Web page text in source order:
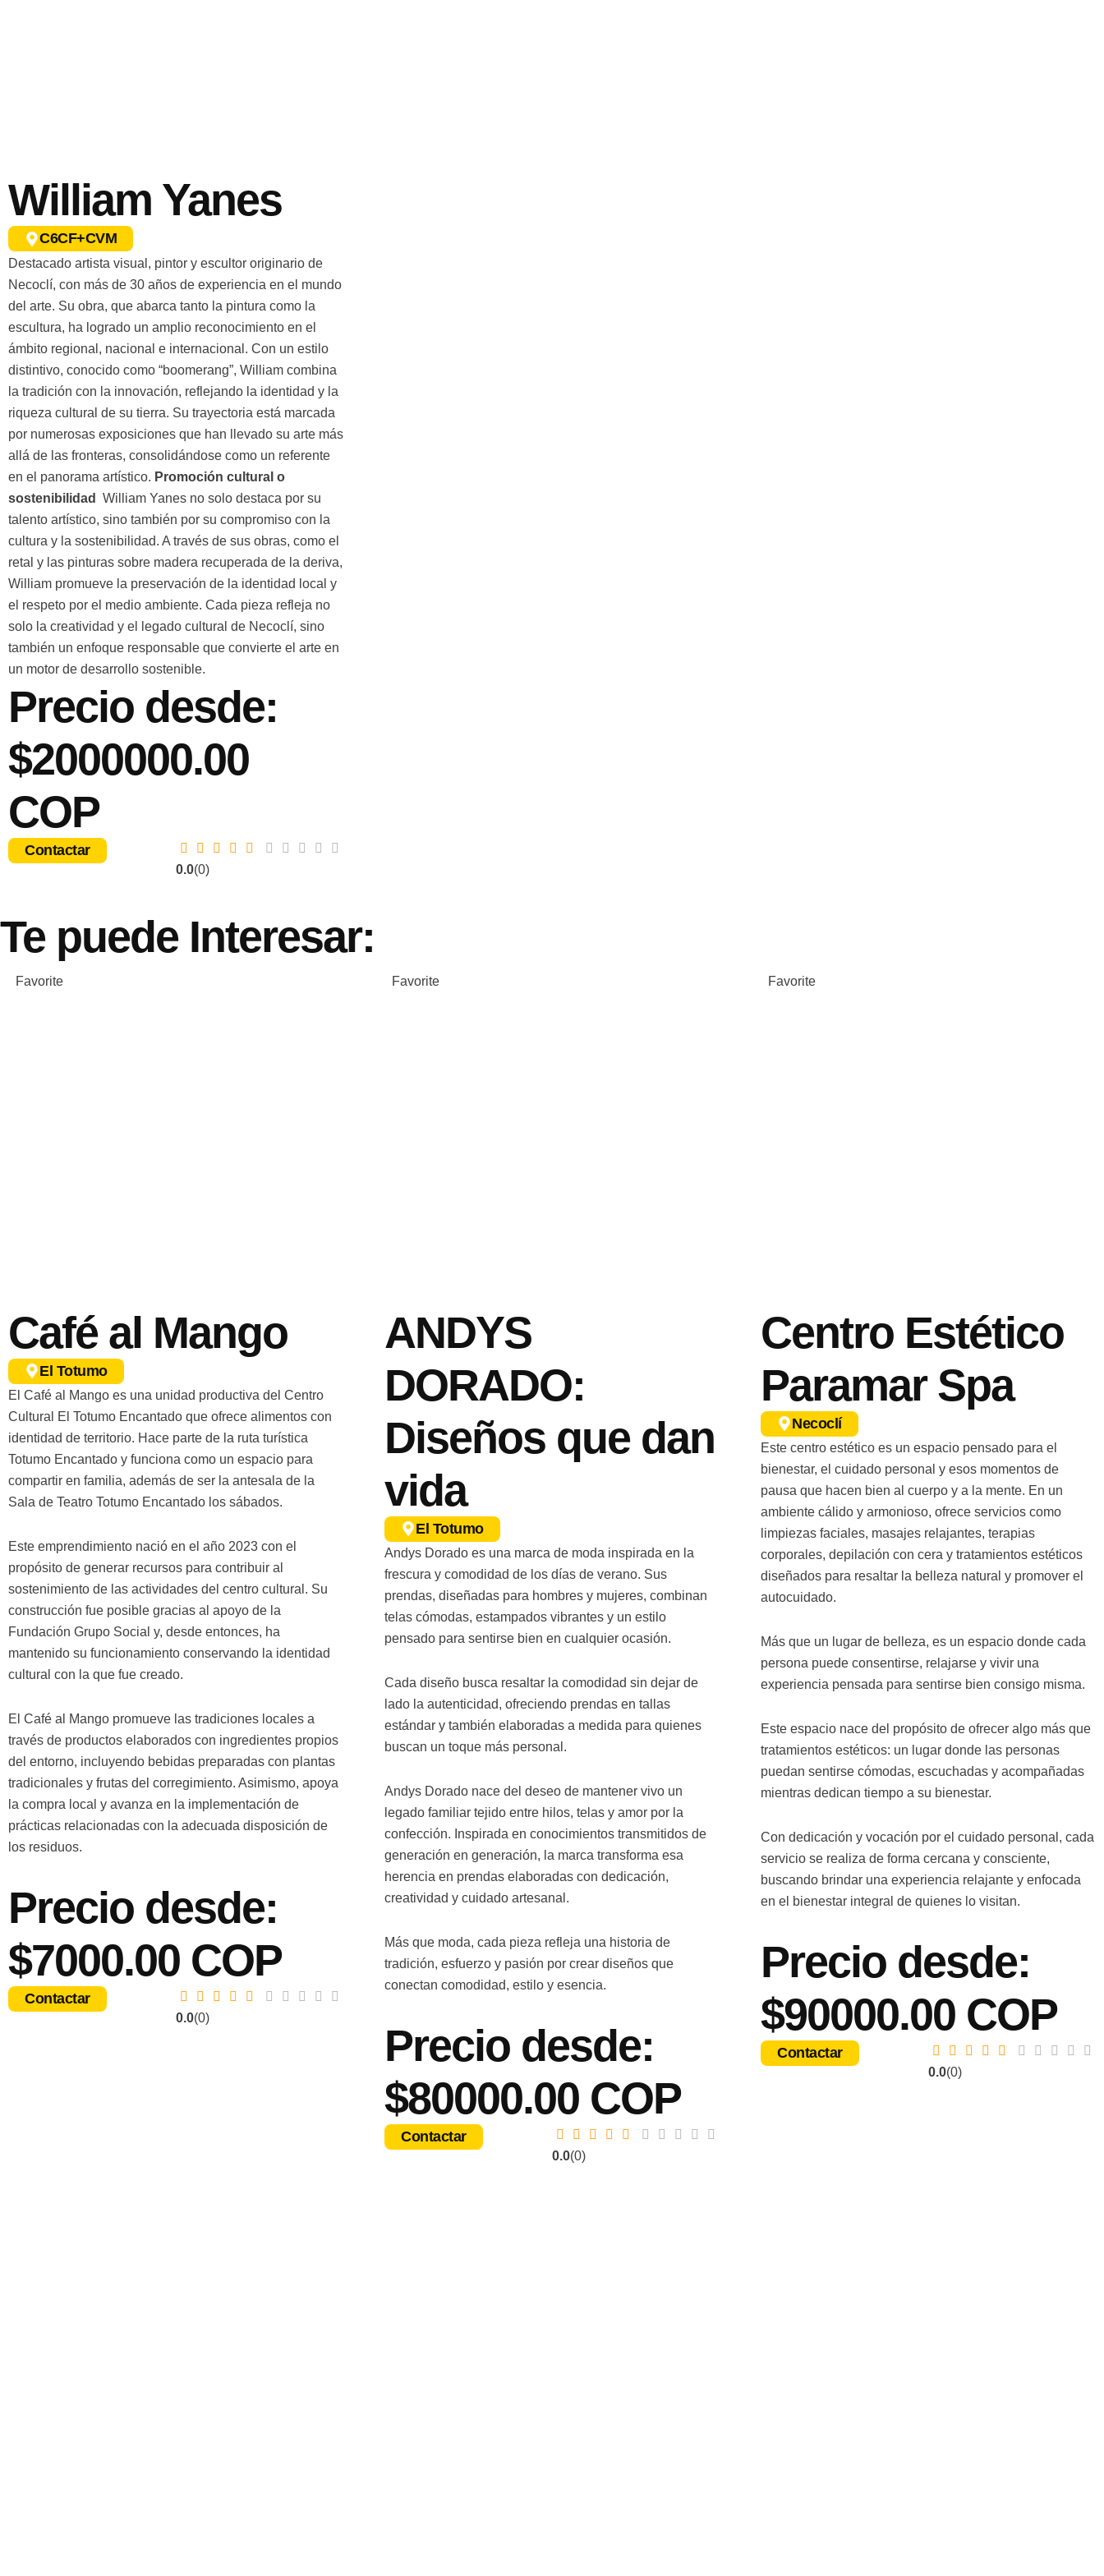
William Yanes
C6CF+CVM
Destacado artista visual, pintor y escultor originario de
Necoclí, con más de 30 años de experiencia en el mundo
del arte. Su obra, que abarca tanto la pintura como la
escultura, ha logrado un amplio reconocimiento en el
ámbito regional, nacional e internacional. Con un estilo
distintivo, conocido como “boomerang”, William combina
la tradición con la innovación, reflejando la identidad y la
riqueza cultural de su tierra. Su trayectoria está marcada
por numerosas exposiciones que han llevado su arte más
allá de las fronteras, consolidándose como un referente
en el panorama artístico. Promoción cultural o
sostenibilidad
William Yanes no solo destaca por su
talento artístico, sino también por su compromiso con la
cultura y la sostenibilidad. A través de sus obras, como el
retal y las pinturas sobre madera recuperada de la deriva,
William promueve la preservación de la identidad local y
el respeto por el medio ambiente. Cada pieza refleja no
solo la creatividad y el legado cultural de Necoclí, sino
también un enfoque responsable que convierte el arte en
un motor de desarrollo sostenible.
Precio desde:
$2000000.00
COP
Contactar
0.0(0)
Te puede Interesar:
Favorite
Café al Mango
El Totumo
El Café al Mango es una unidad productiva del Centro
Cultural El Totumo Encantado que ofrece alimentos con
identidad de territorio. Hace parte de la ruta turística
Totumo Encantado y funciona como un espacio para
compartir en familia, además de ser la antesala de la
Sala de Teatro Totumo Encantado los sábados.
Este emprendimiento nació en el año 2023 con el
propósito de generar recursos para contribuir al
sostenimiento de las actividades del centro cultural. Su
construcción fue posible gracias al apoyo de la
Fundación Grupo Social y, desde entonces, ha
mantenido su funcionamiento conservando la identidad
cultural con la que fue creado.
El Café al Mango promueve las tradiciones locales a
través de productos elaborados con ingredientes propios
del entorno, incluyendo bebidas preparadas con plantas
tradicionales y frutas del corregimiento. Asimismo, apoya
la compra local y avanza en la implementación de
prácticas relacionadas con la adecuada disposición de
los residuos.
Precio desde:
$7000.00 COP
Contactar
0.0(0)
Favorite
ANDYS
DORADO:
Diseños que dan
vida
El Totumo
Andys Dorado es una marca de moda inspirada en la
frescura y comodidad de los días de verano. Sus
prendas, diseñadas para hombres y mujeres, combinan
telas cómodas, estampados vibrantes y un estilo
pensado para sentirse bien en cualquier ocasión.
Cada diseño busca resaltar la comodidad sin dejar de
lado la autenticidad, ofreciendo prendas en tallas
estándar y también elaboradas a medida para quienes
buscan un toque más personal.
Andys Dorado nace del deseo de mantener vivo un
legado familiar tejido entre hilos, telas y amor por la
confección. Inspirada en conocimientos transmitidos de
generación en generación, la marca transforma esa
herencia en prendas elaboradas con dedicación,
creatividad y cuidado artesanal.
Más que moda, cada pieza refleja una historia de
tradición, esfuerzo y pasión por crear diseños que
conectan comodidad, estilo y esencia.
Precio desde:
$80000.00 COP
Contactar
0.0(0)
Favorite
Centro Estético
Paramar Spa
Necoclí
Este centro estético es un espacio pensado para el
bienestar, el cuidado personal y esos momentos de
pausa que hacen bien al cuerpo y a la mente. En un
ambiente cálido y armonioso, ofrece servicios como
limpiezas faciales, masajes relajantes, terapias
corporales, depilación con cera y tratamientos estéticos
diseñados para resaltar la belleza natural y promover el
autocuidado.
Más que un lugar de belleza, es un espacio donde cada
persona puede consentirse, relajarse y vivir una
experiencia pensada para sentirse bien consigo misma.
Este espacio nace del propósito de ofrecer algo más que
tratamientos estéticos: un lugar donde las personas
puedan sentirse cómodas, escuchadas y acompañadas
mientras dedican tiempo a su bienestar.
Con dedicación y vocación por el cuidado personal, cada
servicio se realiza de forma cercana y consciente,
buscando brindar una experiencia relajante y enfocada
en el bienestar integral de quienes lo visitan.
Precio desde:
$90000.00 COP
Contactar
0.0(0)